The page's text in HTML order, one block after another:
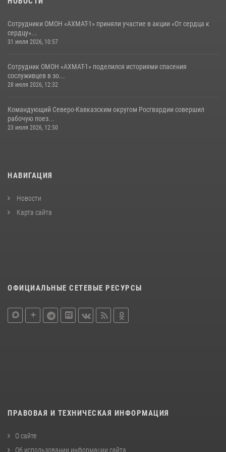
Сотрудники ОМОН «АХМАТ-1» приняли участие в акции «От сердца к
сердцу»...
31 июля 2026, 10:57
Сотрудник ОМОН «АХМАТ-1» поделился историями спасения
сослуживцев в зо...
28 июля 2026, 12:32
Командующий Северо-Кавказским округом Росгвардии совершил
рабочую поез...
23 июля 2026, 12:50
НАВИГАЦИЯ
Новости
Карта сайта
ОФИЦИАЛЬНЫЕ СЕТЕВЫЕ РЕСУРСЫ
ПРАВОВАЯ И ТЕХНИЧЕСКАЯ ИНФОРМАЦИЯ
О сайте
Об использовании информации сайта